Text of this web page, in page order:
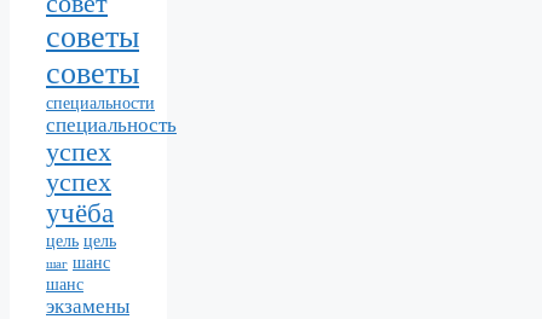
советы
советы
специальности
специальность
успех
успех
учёба
цель цель
шаг шанс
шанс
экзамены